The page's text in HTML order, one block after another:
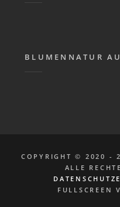
BLUMENNATUR
COPYRIGHT © 2020 -
ALLE
FULLSCREEN